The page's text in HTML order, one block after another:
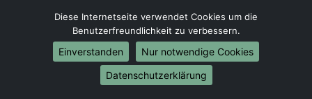
Umzug von Kassel nach Berlin
Umzug von Kassel nach Hamburg
Umzug von Kassel nach München
Umzug von Kassel nach Köln
Umzug von Kassel nach Frankfurt am Main
Diese Internetseite verwendet Cookies um die
Benutzerfreundlichkeit zu verbessern.
Einverstanden
Nur notwendige Cookies
Datenschutzerklärung